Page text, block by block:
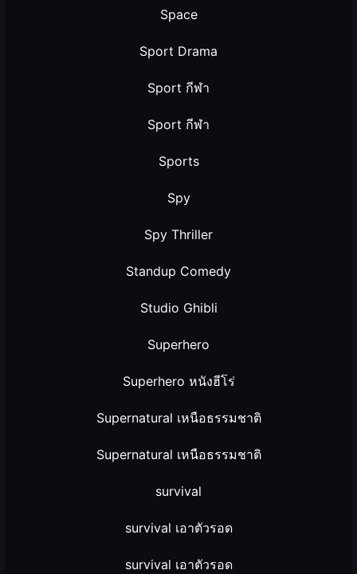
Space
Sport Drama
Sport กีฬา
Sport กีฬา
Sports
Spy
Spy Thriller
Standup Comedy
Studio Ghibli
Superhero
Superhero หนังฮีโร่
Supernatural เหนือธรรมชาติ
Supernatural เหนือธรรมชาติ
survival
survival เอาตัวรอด
survival เอาตัวรอด